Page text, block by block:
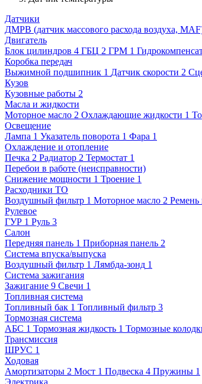
Датчики
ДМРВ (датчик массового расхода воздуха,
Двигатель
Блок цилиндров 4 ГБЦ 2 ГРМ 1
Коробка передач
Выжимной подшипник 1 Датчик скорости 2
Кузов
Кузовные работы 2
Масла и жидкости
Моторное масло 2 Охлаждающие жидкости 1
Освещение
Лампа 1 Указатель поворота 1 Фара 1
Охлаждение и отопление
Печка 2 Радиатор 2 Термостат 1
Перебои в работе (неисправности)
Снижение мощности 1 Троение 1
Расходники ТО
Воздушный фильтр 1 Моторное масло 2 Ремень
Рулевое
ГУР 1 Руль 3
Салон
Передняя панель 1 Приборная панель 2
Система впуска/выпуска
Воздушный фильтр 1 Лямбда-зонд 1
Система зажигания
Зажигание 9 Свечи 1
Топливная система
Топливный бак 1 Топливный фильтр 3
Тормозная система
АБС 1 Тормозная жидкость 1 Тормозные
Трансмиссия
ШРУС 1
Ходовая
Амортизаторы 2 Мост 1 Подвеска 4 Пружины 1
Электрика